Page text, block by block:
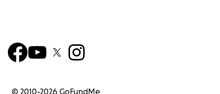
© 2010-2026 GoFundMe